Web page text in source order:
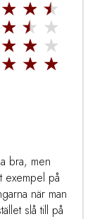
bra, men
exempel på
när man
slå till på